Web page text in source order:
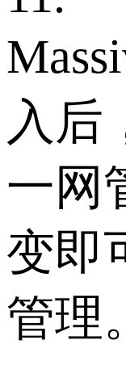
入后
一网
变即
管理。